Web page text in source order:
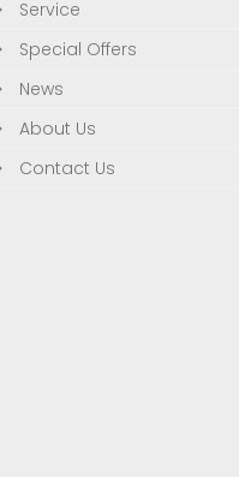
Service
Special Offers
News
About Us
Contact Us